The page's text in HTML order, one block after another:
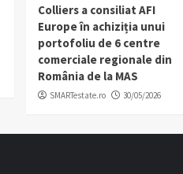
Colliers a consiliat AFI
Europe în achiziția unui
portofoliu de 6 centre
comerciale regionale din
România de la MAS
SMARTestate.ro 30/05/2026